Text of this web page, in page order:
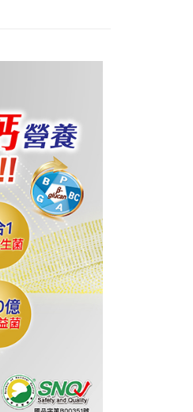
發現惡意使用之情
額度並採取法律行